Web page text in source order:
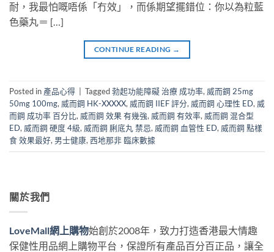
耐，我最怕嘅唔係「冇效」，而係期望擺錯位：你以為粒藍
色藥丸＝ […]
CONTINUE READING →
Posted in 產品心得 Tagged勃起功能障礙 治療 成功率, 威而鋼 25mg
50mg 100mg, 威而鋼 HK-XXXXX, 威而鋼 IIEF 評分, 威而鋼 心理性 ED, 威
而鋼 成功率 百分比, 威而鋼 效果 有幾強, 威而鋼 有效率, 威而鋼 混合型
ED, 威而鋼 硬度 4級, 威而鋼 脷底丸 禁忌, 威而鋼 血管性 ED, 威而鋼 點樣
食 效果最好, 男士健康,西地那非 臨床數據
關於我們
LoveMall網上購物始創於2008年，致力打造香港最大情趣
保健性用品網上購物平台，保證所有產品百分百正品，讓全